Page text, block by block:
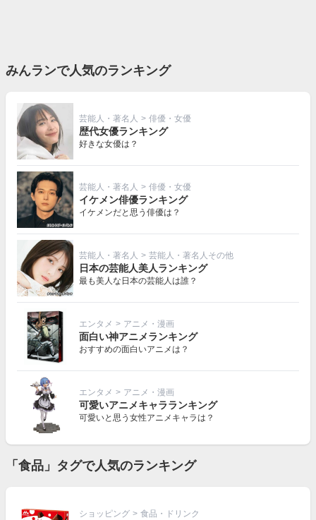
みんランで人気のランキング
芸能人・著名人 > 俳優・女優
歴代女優ランキング
好きな女優は？
芸能人・著名人 > 俳優・女優
イケメン俳優ランキング
イケメンだと思う俳優は？
芸能人・著名人 > 芸能人・著名人その他
日本の芸能人美人ランキング
最も美人な日本の芸能人は誰？
エンタメ > アニメ・漫画
面白い神アニメランキング
おすすめの面白いアニメは？
エンタメ > アニメ・漫画
可愛いアニメキャラランキング
可愛いと思う女性アニメキャラは？
「食品」タグで人気のランキング
ショッピング > 食品・ドリンク